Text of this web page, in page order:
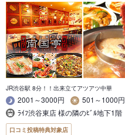
JR渋谷駅 8分！！出来立てアツアツ中華
2001～3000円
501～1000円
ﾗｲﾌ渋谷東店 様の隣のﾋﾞﾙ地下1階
口コミ投稿特典対象店